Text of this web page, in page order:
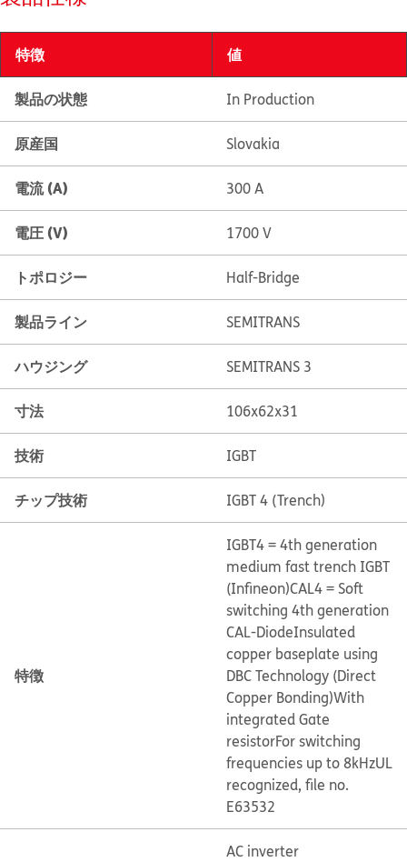
特徴 値
製品の状態 In Production
原産国 Slovakia
電流 (A) 300 A
電圧 (V) 1700 V
トポロジー Half-Bridge
製品ライン SEMITRANS
ハウジング SEMITRANS 3
寸法 106x62x31
技術 IGBT
チップ技術 IGBT 4 (Trench)
特徴
IGBT4 = 4th generation
medium fast trench IGBT
(Infineon)CAL4 = Soft
switching 4th generation
CAL-DiodeInsulated
copper baseplate using
DBC Technology (Direct
Copper Bonding)With
integrated Gate
resistorFor switching
frequencies up to 8kHzUL
recognized, file no.
E63532
AC inverter